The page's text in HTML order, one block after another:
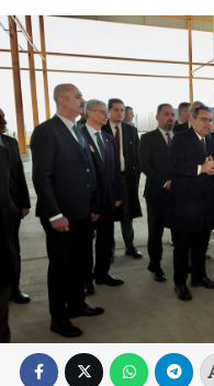
SIYASET
DÜNYA
METEOROLOJI
SERVISLER